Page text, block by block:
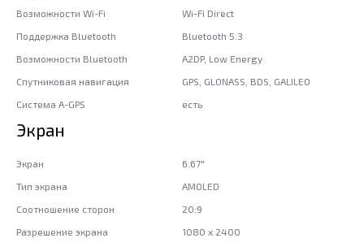
Возможности Wi-Fi
Wi-Fi Direct
Поддержка Bluetooth
Bluetooth 5.3
Возможности Bluetooth
A2DP, Low Energy
Спутниковая навигация
GPS, GLONASS, BDS, GALILEO
Система A-GPS
есть
Экран
Экран
6.67"
Тип экрана
AMOLED
Соотношение сторон
20:9
Разрешение экрана
1080 x 2400